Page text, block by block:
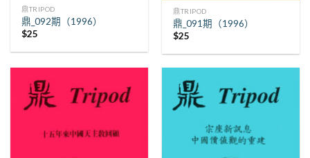
鼎TRIPOD
鼎_092期（1996）
$25
鼎TRIPOD
鼎_091期（1996）
$25